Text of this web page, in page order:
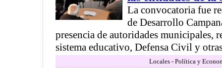
La convocatoria fue
de Desarrollo
presencia de autoridades municipales,
sistema educativo, Defensa Civil y
Locales - Política y